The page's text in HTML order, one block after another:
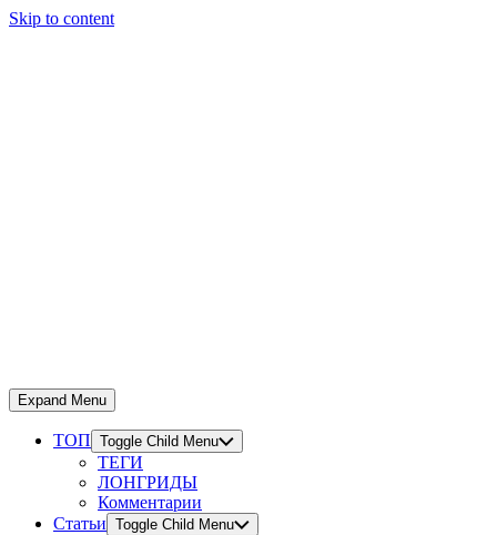
Skip to content
Expand Menu
ТОП Toggle Child Menu
ТЕГИ
ЛОНГРИДЫ
Комментарии
Статьи Toggle Child Menu